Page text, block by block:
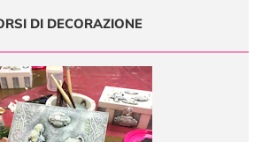
DI DECORAZIONE